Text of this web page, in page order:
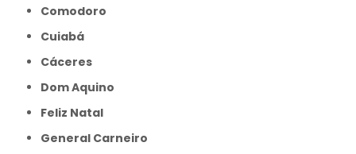
Comodoro
Cuiabá
Cáceres
Dom Aquino
Feliz Natal
General Carneiro